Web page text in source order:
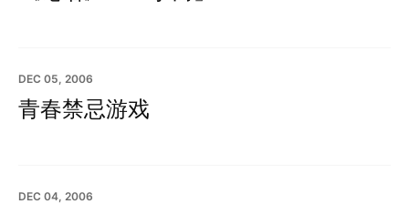
DEC 05, 2006
青春禁忌游戏
DEC 04, 2006